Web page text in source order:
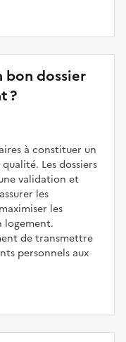
dossier
?
à constituer un
Les dossiers
validation et
les
les
logement.
de transmettre
personnels aux